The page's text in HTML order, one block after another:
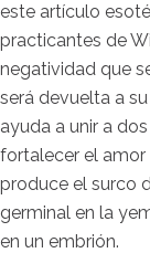
este artículo
practicantes de
negatividad que
será devuelta a
ayuda a unir a
fortalecer el amor
produce el surco
germinal en la
en un embrión.